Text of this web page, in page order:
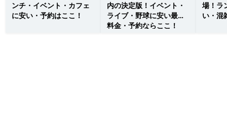
ンチ・イベント・カフェ
に安い・予約はここ！
内の決定版！イベント・
ライブ・野球に安い最大
料金・予約ならここ！
場！ラ
い・混